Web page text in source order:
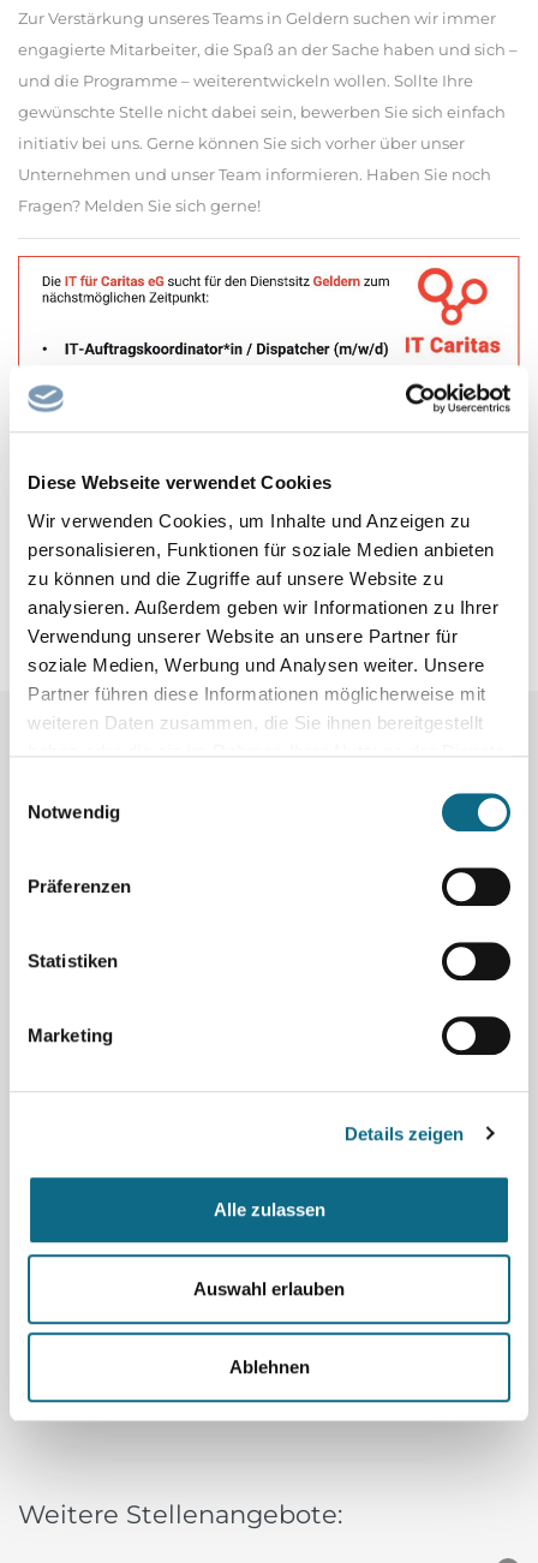
Diese Webseite verwendet Cookies
Wir verwenden Cookies, um Inhalte und Anzeigen zu
personalisieren, Funktionen für soziale Medien anbieten
zu können und die Zugriffe auf unsere Website zu
analysieren. Außerdem geben wir Informationen zu Ihrer
Verwendung unserer Website an unsere Partner für
soziale Medien, Werbung und Analysen weiter. Unsere
Partner führen diese Informationen möglicherweise mit
weiteren Daten zusammen, die Sie ihnen bereitgestellt
Notwendig
Präferenzen
Statistiken
Marketing
Details zeigen
Alle zulassen
Auswahl erlauben
Ablehnen
Zur Verstärkung unseres Teams in Geldern suchen wir immer
engagierte Mitarbeiter, die Spaß an der Sache haben und sich –
und die Programme – weiterentwickeln wollen. Sollte Ihre
gewünschte Stelle nicht dabei sein, bewerben Sie sich einfach
initiativ bei uns. Gerne können Sie sich vorher über unser
Unternehmen und unser Team informieren. Haben Sie noch
Fragen? Melden Sie sich gerne!
Was
Weitere Stellenangebote: